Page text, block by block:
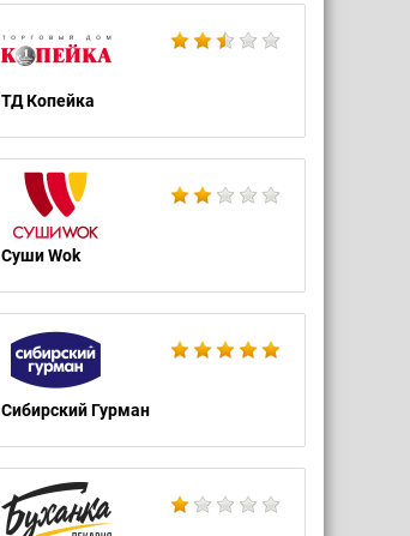
ТД Копейка
Суши Wok
Сибирский Гурман